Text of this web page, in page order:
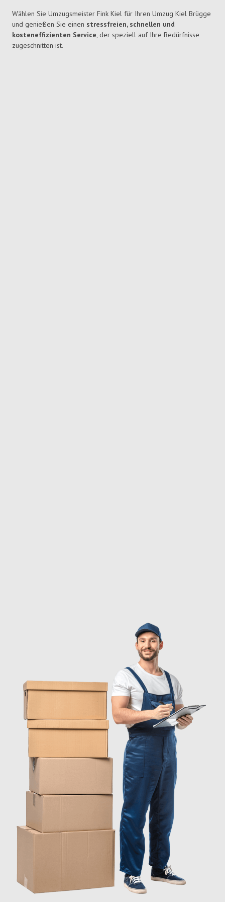
Wählen Sie Umzugsmeister Fink Kiel für Ihren Umzug Kiel Brügge
und genießen Sie einen stressfreien, schnellen und
kosteneffizienten Service, der speziell auf Ihre Bedürfnisse
zugeschnitten ist.